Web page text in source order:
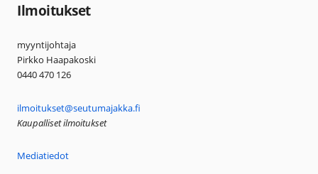
Ilmoitukset
myyntijohtaja
Pirkko Haapakoski
0440 470 126
ilmoitukset@seutumajakka.fi
Kaupalliset ilmoitukset
Mediatiedot